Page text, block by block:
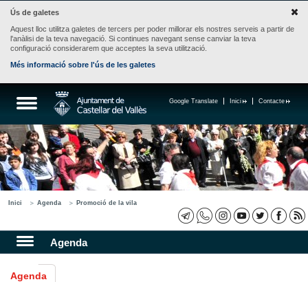
Ús de galetes
Aquest lloc utilitza galetes de tercers per poder millorar els nostres serveis a partir de
l'anàlisi de la teva navegació. Si continues navegant sense canviar la teva
configuració considerarem que acceptes la seva utilització.
Més informació sobre l'ús de les galetes
Contacte
Inici
Google Translate
Inici Agenda Promoció de la vila
Agenda
Agenda